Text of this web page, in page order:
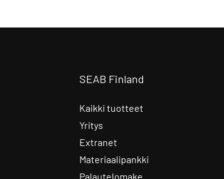
SEAB Finland
Kaikki tuotteet
Yritys
Extranet
Materiaalipankki
Palautelomake